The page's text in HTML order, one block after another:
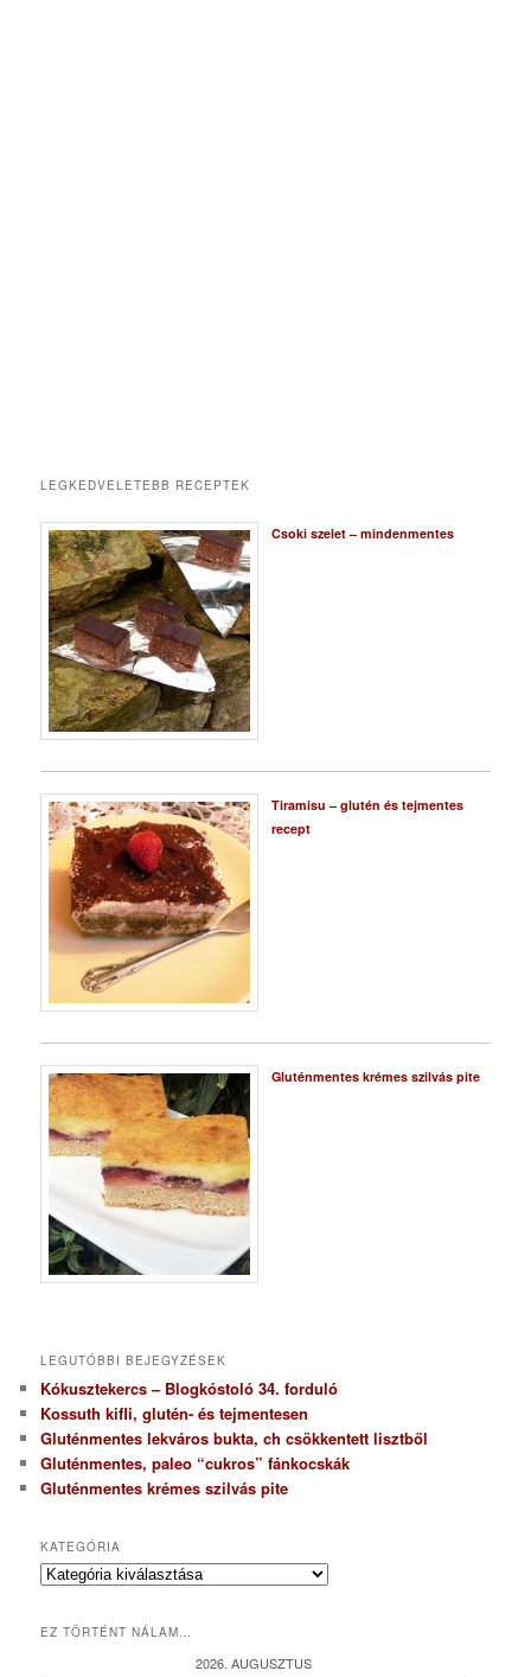
LEGKEDVELETEBB RECEPTEK
Csoki szelet – mindenmentes
Tiramisu – glutén és tejmentes
recept
Gluténmentes krémes szilvás pite
LEGUTÓBBI BEJEGYZÉSEK
Kókusztekercs – Blogkóstoló 34. forduló
Kossuth kifli, glutén- és tejmentesen
Gluténmentes lekváros bukta, ch csökkentett lisztből
Gluténmentes, paleo “cukros” fánkocskák
Gluténmentes krémes szilvás pite
KATEGÓRIA
K
e
EZ TÖRTÉNT NÁLAM…
2026. AUGUSZTUS